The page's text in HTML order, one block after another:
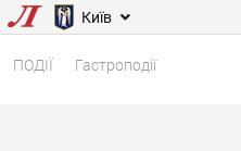
Київ
ПОДІЇ Гастроподії